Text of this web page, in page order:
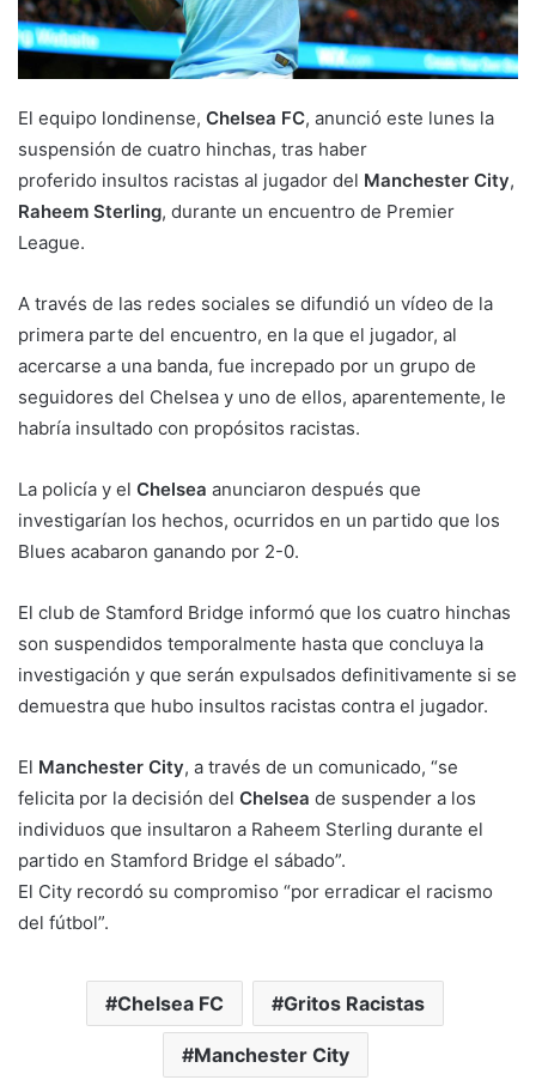
El equipo londinense, Chelsea FC, anunció este lunes la
suspensión de cuatro hinchas, tras haber
proferido insultos racistas al jugador del Manchester City,
Raheem Sterling, durante un encuentro de Premier
League.
A través de las redes sociales se difundió un vídeo de la
primera parte del encuentro, en la que el jugador, al
acercarse a una banda, fue increpado por un grupo de
seguidores del Chelsea y uno de ellos, aparentemente, le
habría insultado con propósitos racistas.
La policía y el Chelsea anunciaron después que
investigarían los hechos, ocurridos en un partido que los
Blues acabaron ganando por 2-0.
El club de Stamford Bridge informó que los cuatro hinchas
son suspendidos temporalmente hasta que concluya la
investigación y que serán expulsados definitivamente si se
demuestra que hubo insultos racistas contra el jugador.
El Manchester City, a través de un comunicado, “se
felicita por la decisión del Chelsea de suspender a los
individuos que insultaron a Raheem Sterling durante el
partido en Stamford Bridge el sábado”.
El City recordó su compromiso “por erradicar el racismo
del fútbol”.
Chelsea FC Gritos Racistas
Manchester City